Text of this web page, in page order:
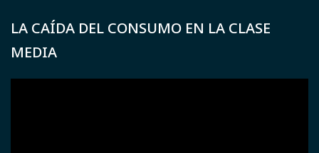
LA CAÍDA DEL CONSUMO EN LA CLASE
MEDIA